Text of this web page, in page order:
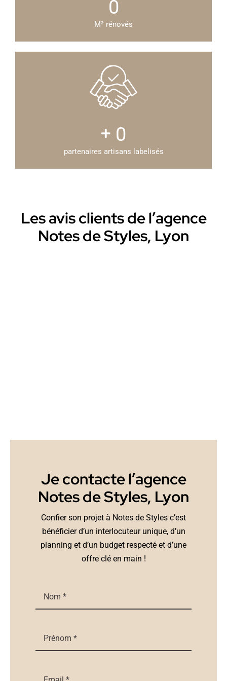
0
M² rénovés
0
partenaires artisans labelisés
Les avis clients de l’agence
Notes de Styles, Lyon
Je contacte l’agence
Notes de Styles, Lyon
Confier son projet à Notes de Styles c’est
bénéficier d’un interlocuteur unique, d’un
planning et d’un budget respecté et d’une
offre clé en main !